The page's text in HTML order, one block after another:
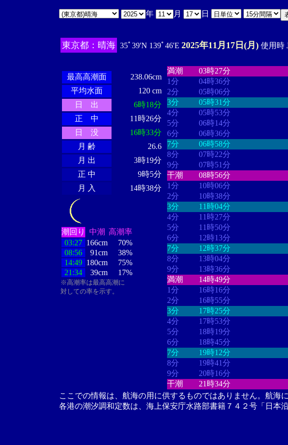
年 月 日
東京都：晴海 35ﾟ39'N 139ﾟ46'E 2025年11月17日(月) 使用時
最高高潮面
238.06cm
平均水面
120 cm
日 出
6時18分
正 中
11時26分
日 没
16時33分
月 齢
26.6
月 出
3時19分
正 中
9時5分
月 入
14時38分
潮回り 中潮 高潮率
03:27 166cm
70%
08:56
91cm
38%
14:49 180cm
75%
21:34
39cm 17%
※高潮率は最高高潮に
対しての率を示す。
満潮
03時27分
1分
04時36分
2分
05時06分
3分
05時31分
4分
05時53分
5分
06時14分
6分
06時36分
7分
06時58分
8分
07時22分
9分
07時51分
干潮
08時56分
1分
10時06分
2分
10時38分
3分
11時04分
4分
11時27分
5分
11時50分
6分
12時13分
7分
12時37分
8分
13時04分
9分
13時36分
満潮
14時49分
1分
16時16分
2分
16時55分
3分
17時25分
4分
17時53分
5分
18時19分
6分
18時45分
7分
19時12分
8分
19時41分
9分
20時16分
干潮
21時34分
ここでの情報は、航海の用に供するものではありません。航海
各港の潮汐調和定数は、海上保安庁水路部書籍７４２号「日本